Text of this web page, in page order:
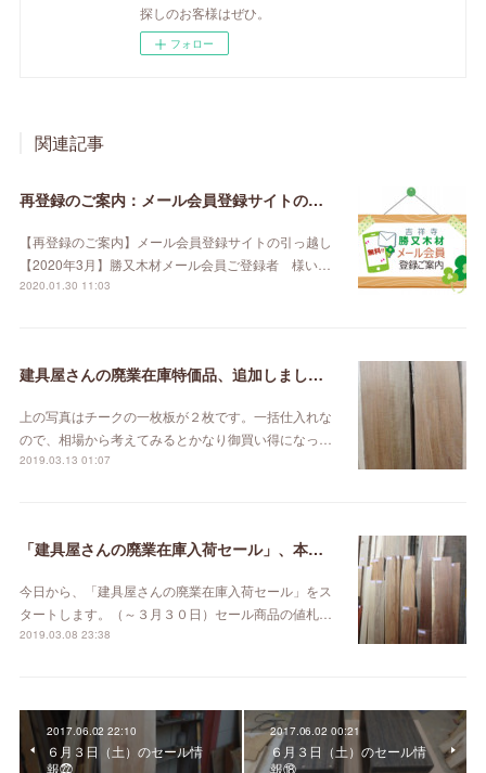
探しのお客様はぜひ。
フォロー
関連記事
再登録のご案内：メール会員登録サイトの引っ越し【2020年3月】
【再登録のご案内】メール会員登録サイトの引っ越し
【2020年3月】勝又木材メール会員ご登録者 様い…
2020.01.30 11:03
建具屋さんの廃業在庫特価品、追加しました。
上の写真はチークの一枚板が２枚です。一括仕入れな
ので、相場から考えてみるとかなり御買い得になっ…
2019.03.13 01:07
「建具屋さんの廃業在庫入荷セール」、本日スタート！
今日から、「建具屋さんの廃業在庫入荷セール」をス
タートします。（～３月３０日）セール商品の値札…
2019.03.08 23:38
2017.06.02 22:10
６月３日（土）のセール情
報㉒
2017.06.02 00:21
６月３日（土）のセール情
報⑱